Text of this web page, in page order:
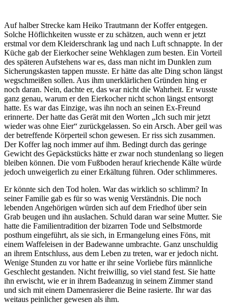
Auf halber Strecke kam Heiko Trautmann der Koffer entgegen.
Solche Höflichkeiten wusste er zu schätzen, auch wenn er jetzt
erstmal vor dem Kleiderschrank lag und nach Luft schnappte. In der
Küche gab der Eierkocher seine Wehklagen zum besten. Ein Vorteil
des späteren Aufstehens war es, dass man nicht im Dunklen zum
Sicherungskasten tappen musste. Er hätte das alte Ding schon längst
wegschmeißen sollen. Aus ihm unerklärlichen Gründen hing er
noch daran. Nein, dachte er, das war nicht die Wahrheit. Er wusste
ganz genau, warum er den Eierkocher nicht schon längst entsorgt
hatte. Es war das Einzige, was ihn noch an seinen Ex-Freund
erinnerte. Der hatte das Gerät mit den Worten „Ich such mir jetzt
wieder was ohne Eier“ zurückgelassen. So ein Arsch. Aber geil was
der betreffende Körperteil schon gewesen. Er riss sich zusammen.
Der Koffer lag noch immer auf ihm. Bedingt durch das geringe
Gewicht des Gepäckstücks hätte er zwar noch stundenlang so liegen
bleiben können. Die vom Fußboden herauf kriechende Kälte würde
jedoch unweigerlich zu einer Erkältung führen. Oder schlimmeres.
Er könnte sich den Tod holen. War das wirklich so schlimm? In
seiner Familie gab es für so was wenig Verständnis. Die noch
lebenden Angehörigen würden sich auf dem Friedhof über sein
Grab beugen und ihn auslachen. Schuld daran war seine Mutter. Sie
hatte die Familientradition der bizarren Tode und Selbstmorde
posthum eingeführt, als sie sich, in Ermangelung eines Föns, mit
einem Waffeleisen in der Badewanne umbrachte. Ganz unschuldig
an ihrem Entschluss, aus dem Leben zu treten, war er jedoch nicht.
Wenige Stunden zu vor hatte er ihr seine Vorliebe fürs männliche
Geschlecht gestanden. Nicht freiwillig, so viel stand fest. Sie hatte
ihn erwischt, wie er in ihrem Badeanzug in seinem Zimmer stand
und sich mit einem Damenrasierer die Beine rasierte. Ihr war das
weitaus peinlicher gewesen als ihm.